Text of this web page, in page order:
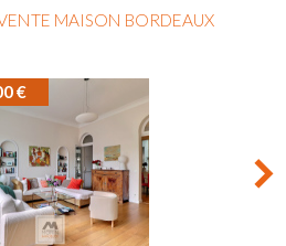
MAISON BORDEAUX
000 €